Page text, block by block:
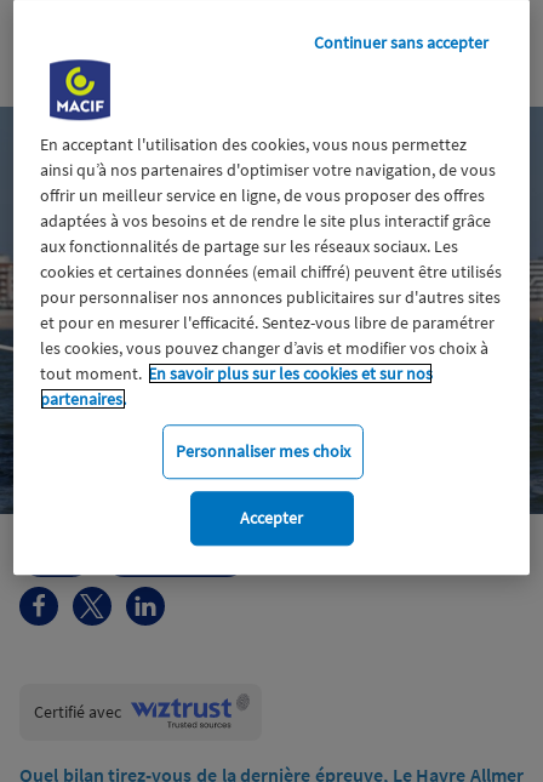
19 juin 2024
Certifié avecWiztrust
trusted
Quel bilan tirez-vous de la dernière épreuve, Le Havre Allmer
En acceptant l'utilisation des cookies, vous nous permettez
ainsi qu’à nos partenaires d'optimiser votre navigation, de vous
offrir un meilleur service en ligne, de vous proposer des offres
adaptées à vos besoins et de rendre le site plus interactif grâce
aux fonctionnalités de partage sur les réseaux sociaux. Les
cookies et certaines données (email chiffré) peuvent être utilisés
pour personnaliser nos annonces publicitaires sur d'autres sites
et pour en mesurer l'efficacité. Sentez-vous libre de paramétrer
les cookies, vous pouvez changer d’avis et modifier vos choix à
tout moment. En savoir plus sur les cookies et sur nos
partenaires.
Personnaliser mes choix
Continuer sans accepter
Accepter